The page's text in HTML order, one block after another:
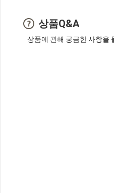
상품Q&A
상품에 관해 궁금한 사항을